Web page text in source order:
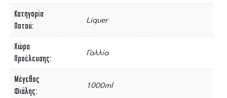
Κατηγορία
Ποτού
Liquer
Χώρα
Προέλευσης
Γαλλία
Μέγεθος
Φιάλης
1000ml